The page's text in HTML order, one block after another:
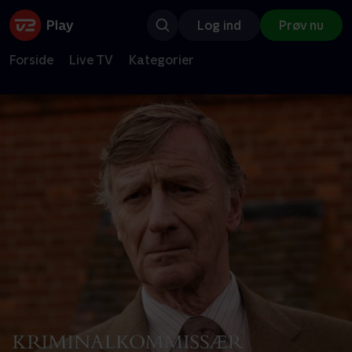
Log ind Prøv nu
Forside Live TV Kategorier